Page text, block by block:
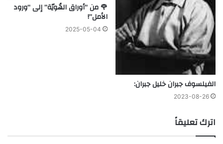
الفيلسوف جبران خليل جبران:
2023-08-26
🌹 من “أوراق الهُويّة” إلى “ورود
الأمل”!
2025-05-04
اترك تعليقاً